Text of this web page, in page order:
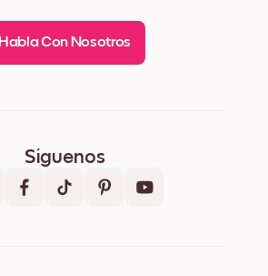
Habla Con Nosotros
Síguenos